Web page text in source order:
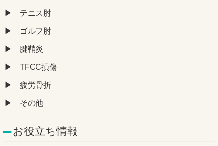
テニス肘
ゴルフ肘
腱鞘炎
TFCC損傷
疲労骨折
その他
お役立ち情報